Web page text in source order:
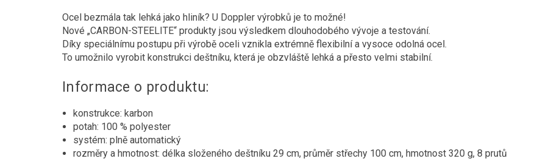
Ocel bezmála tak lehká jako hliník? U Doppler výrobků je to možné!
Nové „CARBON-STEELITE“ produkty jsou výsledkem dlouhodobého vývoje a testování.
Díky speciálnímu postupu při výrobě oceli vznikla extrémně flexibilní a vysoce odolná ocel.
To umožnilo vyrobit konstrukci deštníku, která je obzvláště lehká a přesto velmi stabilní.
Informace o produktu:
konstrukce: karbon
potah: 100 % polyester
systém: plně automatický
rozměry a hmotnost: délka složeného deštníku 29 cm, průměr střechy 100 cm, hmotnost 320 g, 8 prutů